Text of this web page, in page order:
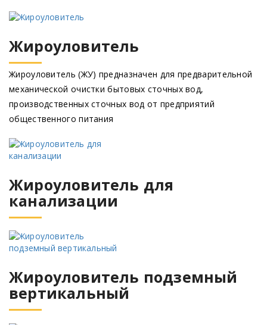
Жироуловитель
Жироуловитель (ЖУ) предназначен для предварительной
механической очистки бытовых сточных вод,
производственных сточных вод от предприятий
общественного питания
Жироуловитель для
канализации
Жироуловитель подземный
вертикальный